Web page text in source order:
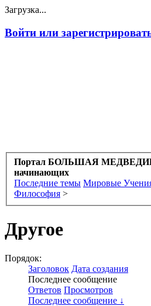
Загрузка...
Войти или
Портал БОЛЬШАЯ
начинающих
Последние темы Мировые
Философия >
Другое
Порядок:
Заголовок Дата создания
Последнее сообщение
Ответов Просмотров
Последнее сообщение ↓